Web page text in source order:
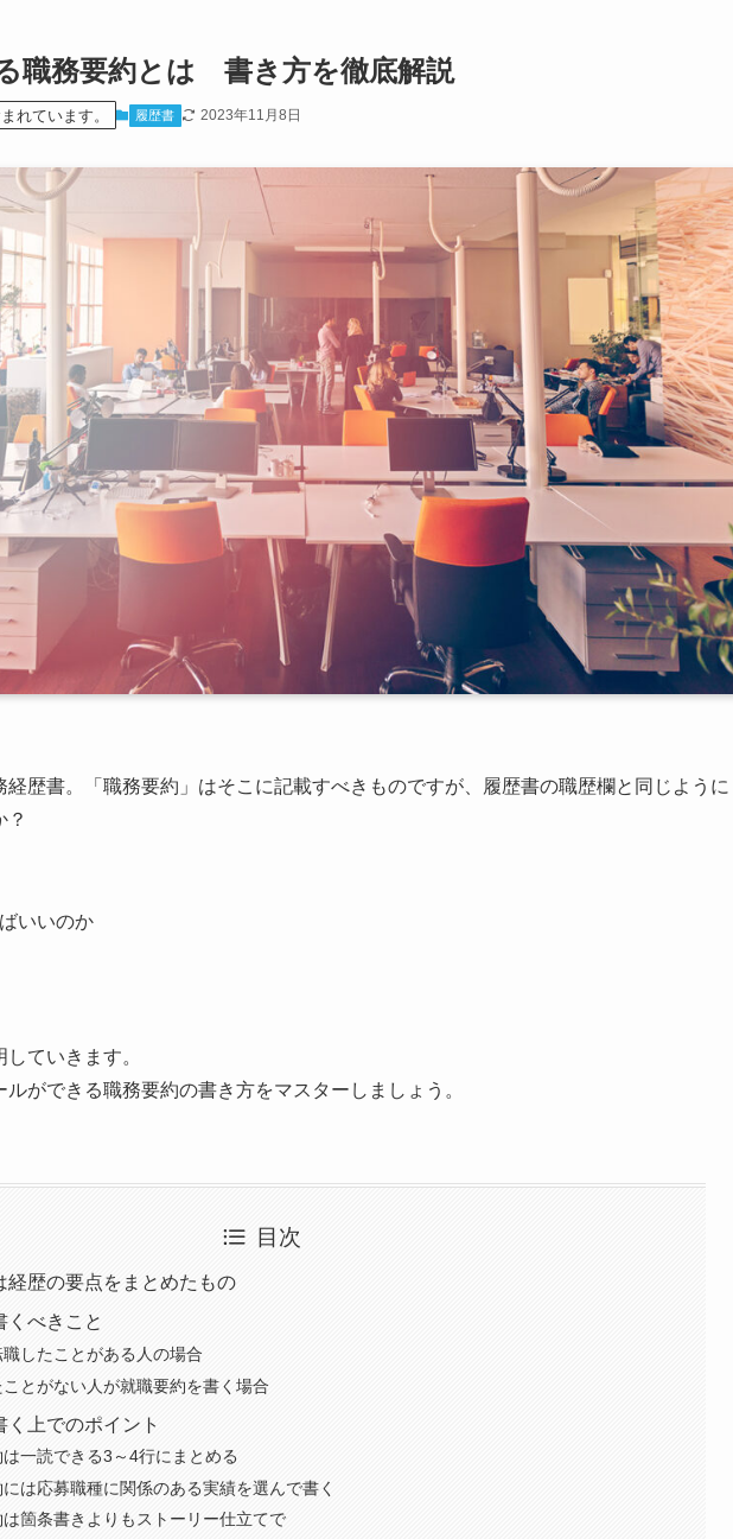
職務要約とは 書き方を徹底解説
れています。 履歴書 2023年11月8日
歴書。「職務要約」はそこに記載すべきものですが、履歴書の職歴欄と同じように
？
いいのか
ていきます。
ができる職務要約の書き方をマスターしましょう。
目次
経歴の要点をまとめたもの
くべきこと
したことがある人の場合
とがない人が就職要約を書く場合
く上でのポイント
一読できる3～4行にまとめる
は応募職種に関係のある実績を選んで書く
箇条書きよりもストーリー仕立てで